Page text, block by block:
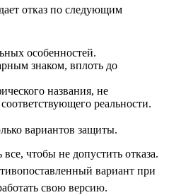
отказ по следующим
особенностей.
знаком, вплоть до
названия, не
реальности.
вариантов защиты.
чтобы не допустить отказа.
вариант при
свою версию.